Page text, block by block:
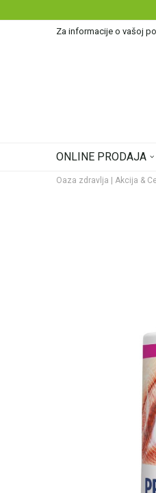
Za informacije o vašoj
ONLINE PRODAJA
Oaza zdravlja | Akcija &